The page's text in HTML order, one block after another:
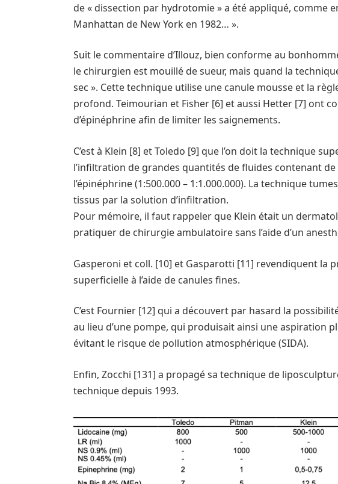
de « dissection par hydrotomie » a été appliqué, comme
Manhattan de New York en 1982… ».
Suit le commentaire d’Illouz, bien conforme au
le chirurgien est mouillé de sueur, mais quand la
sec ». Cette technique utilise une canule mousse et la
profond. Teimourian et Fisher [6] et aussi Hetter [7] ont
d’épinéphrine afin de limiter les saignements.
C’est à Klein [8] et Toledo [9] que l’on doit la technique
l’infiltration de grandes quantités de fluides contenant de
l’épinéphrine (1:500.000 – 1:1.000.000). La technique
tissus par la solution d’infiltration.
Pour mémoire, il faut rappeler que Klein était un
pratiquer de chirurgie ambulatoire sans l’aide d’un
Gasperoni et coll. [10] et Gasparotti [11] revendiquent la
superficielle à l’aide de canules fines.
C’est Fournier [12] qui a découvert par hasard la
au lieu d’une pompe, qui produisait ainsi une aspiration
évitant le risque de pollution atmosphérique (SIDA).
Enfin, Zocchi [131] a propagé sa technique de
technique depuis 1993.